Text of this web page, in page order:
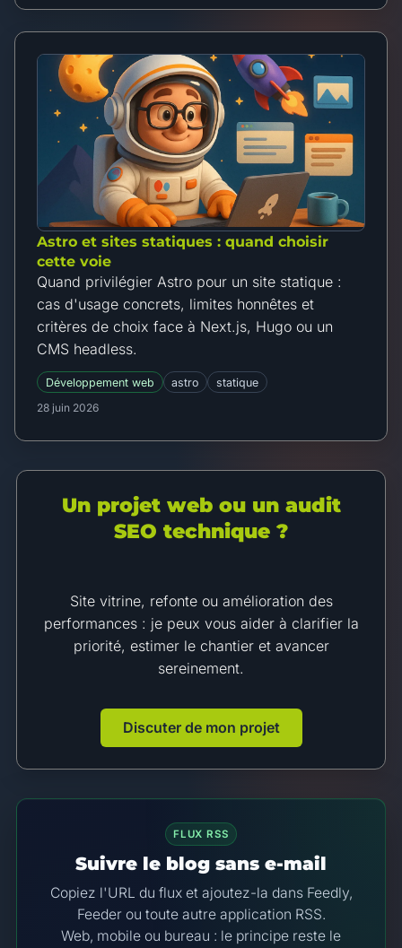
Astro et sites statiques : quand choisir
cette voie
Quand privilégier Astro pour un site statique :
cas d'usage concrets, limites honnêtes et
critères de choix face à Next.js, Hugo ou un
CMS headless.
Développement web astro
statique
28 juin 2026
Un projet web ou un audit
SEO technique ?
Site vitrine, refonte ou amélioration des
performances : je peux vous aider à clarifier la
priorité, estimer le chantier et avancer
sereinement.
Discuter de mon projet
FLUX RSS
Suivre le blog sans e-mail
Copiez l'URL du flux et ajoutez-la dans Feedly,
Feeder ou toute autre application RSS.
Web, mobile ou bureau : le principe reste le